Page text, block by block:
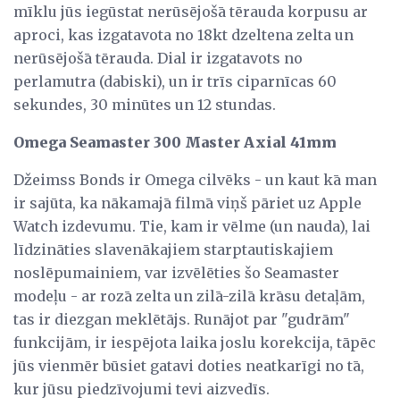
mīklu jūs iegūstat nerūsējošā tērauda korpusu ar
aproci, kas izgatavota no 18kt dzeltena zelta un
nerūsējošā tērauda. Dial ir izgatavots no
perlamutra (dabiski), un ir trīs ciparnīcas 60
sekundes, 30 minūtes un 12 stundas.
Omega Seamaster 300 Master Axial 41mm
Džeimss Bonds ir Omega cilvēks - un kaut kā man
ir sajūta, ka nākamajā filmā viņš pāriet uz Apple
Watch izdevumu. Tie, kam ir vēlme (un nauda), lai
līdzināties slavenākajiem starptautiskajiem
noslēpumainiem, var izvēlēties šo Seamaster
modeļu - ar rozā zelta un zilā-zilā krāsu detaļām,
tas ir diezgan meklētājs. Runājot par "gudrām"
funkcijām, ir iespējota laika joslu korekcija, tāpēc
jūs vienmēr būsiet gatavi doties neatkarīgi no tā,
kur jūsu piedzīvojumi tevi aizvedīs.